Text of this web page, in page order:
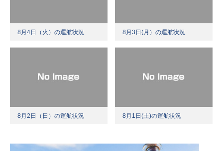
8月4日（火）の運航状況 8月3日(月）の運航状況
8月2日（日）の運航状況 8月1日(土)の運航状況